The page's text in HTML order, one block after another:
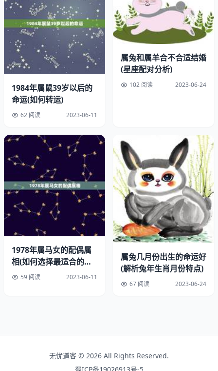
1.属狗人：属狗人和属虎人有着相似的性格特点，都有着强
烈的感和家庭观念。他们能够互相理解和支持，共同创造美
家庭生活。
2.属兔人：属兔人温柔、善良、体贴，能够给予属虎人足够
的关爱和支持。他们有着相似的观和生活方式，能够共同追
求幸福和稳定。
3.属蛇人：属蛇人聪明、机智、有思想，能够给予属虎人足
够的智慧和启示。他们有着相似的兴趣爱好和生活方式，能
够共同享受生活的乐趣。
属鼠人聪明、灵活、机智，能够给予属虎人足够
三、不适合的配偶类型
属猴人和属虎人都有着强烈的竞争和进取心，容
易发生冲突和矛盾。
1984年属鼠39岁以后的
命运(如何转运)
62 阅读 2023-06-11
属兔和属羊合不合适结婚
(星座配对分析)
102 阅读 2023-06-24
1978年属马女的配偶属
相(如何选择最适合的伴
侣)59 阅读 2023-06-11
属兔几月份出生的命运好
(解析兔年生肖月份特点)
67 阅读 2023-06-24
无忧道客 © 2026 All Rights Reserved.
蜀ICP备19026913号-5